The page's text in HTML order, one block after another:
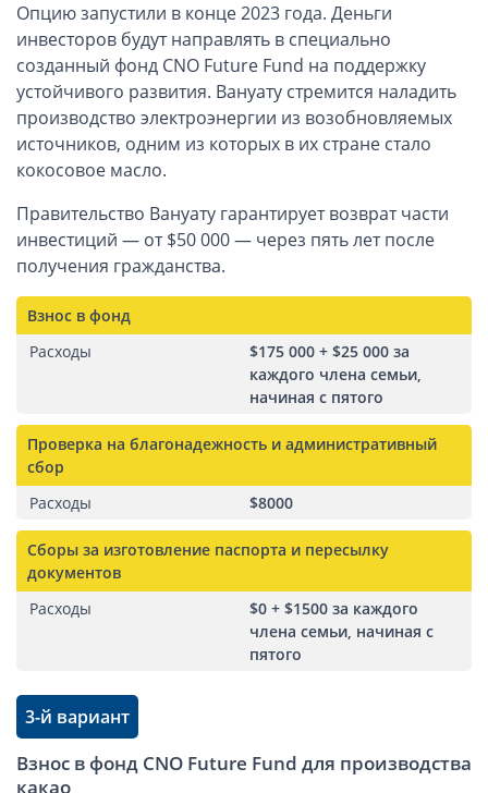
Опцию запустили в конце 2023 года. Деньги
инвесторов будут направлять в специально
созданный фонд CNO Future Fund на поддержку
устойчивого развития. Вануату стремится наладить
производство электроэнергии из возобновляемых
источников, одним из которых в их стране стало
кокосовое масло.
Правительство Вануату гарантирует возврат части
инвестиций — от $50 000 — через пять лет после
получения гражданства.
Взнос в фонд
Расходы
$175 000 + $25 000 за
каждого члена семьи,
начиная с пятого
Проверка на благонадежность и административный
сбор
Расходы
$8000
Сборы за изготовление паспорта и пересылку
документов
Расходы
$0 + $1500 за каждого
члена семьи, начиная с
пятого
3-й вариант
Взнос в фонд CNO Future Fund для производства
какао